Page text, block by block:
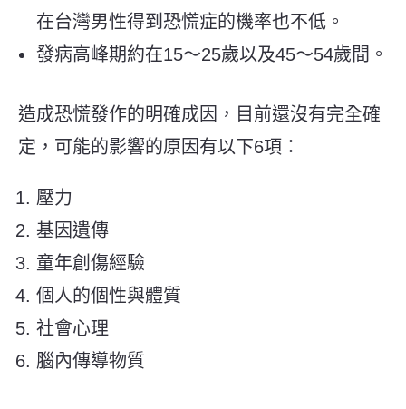
在台灣男性得到恐慌症的機率也不低。
發病高峰期約在15～25歲以及45～54歲間。
造成恐慌發作的明確成因，目前還沒有完全確
定，可能的影響的原因有以下6項：
壓力
基因遺傳
童年創傷經驗
個人的個性與體質
社會心理
腦內傳導物質